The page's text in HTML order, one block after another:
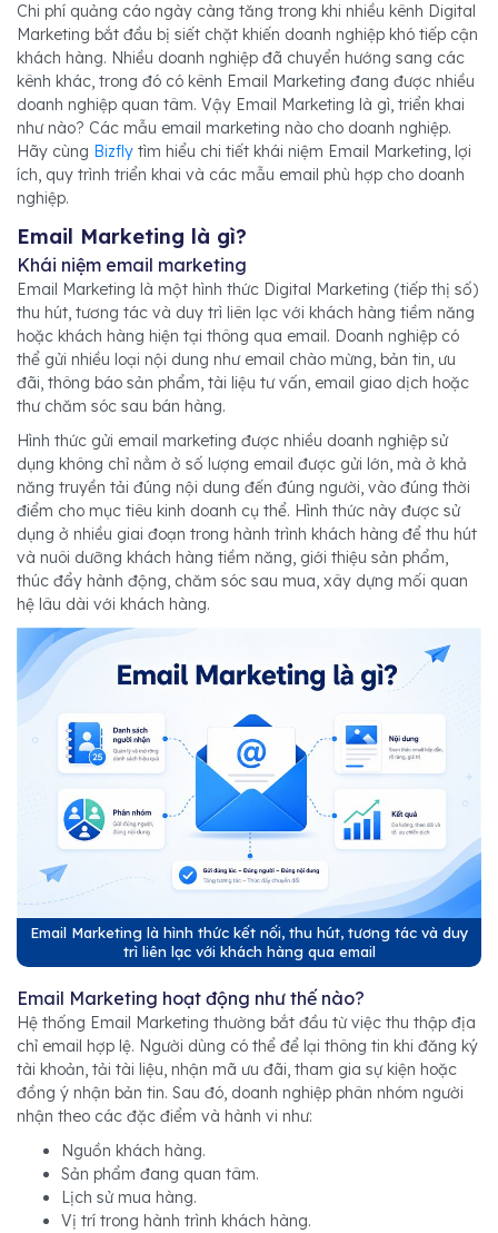
Chi phí quảng cáo ngày càng tăng trong khi nhiều kênh Digital
Marketing bắt đầu bị siết chặt khiến doanh nghiệp khó tiếp cận
khách hàng. Nhiều doanh nghiệp đã chuyển hướng sang các
kênh khác, trong đó có kênh Email Marketing đang được nhiều
doanh nghiệp quan tâm. Vậy Email Marketing là gì, triển khai
như nào? Các mẫu email marketing nào cho doanh nghiệp.
Hãy cùng Bizfly tìm hiểu chi tiết khái niệm Email Marketing, lợi
ích, quy trình triển khai và các mẫu email phù hợp cho doanh
nghiệp.
Email Marketing là gì?
Khái niệm email marketing
Email Marketing là một hình thức Digital Marketing (tiếp thị số)
thu hút, tương tác và duy trì liên lạc với khách hàng tiềm năng
hoặc khách hàng hiện tại thông qua email. Doanh nghiệp có
thể gửi nhiều loại nội dung như email chào mừng, bản tin, ưu
đãi, thông báo sản phẩm, tài liệu tư vấn, email giao dịch hoặc
thư chăm sóc sau bán hàng.
Hình thức gửi email marketing được nhiều doanh nghiệp sử
dụng không chỉ nằm ở số lượng email được gửi lớn, mà ở khả
năng truyền tải đúng nội dung đến đúng người, vào đúng thời
điểm cho mục tiêu kinh doanh cụ thể. Hình thức này được sử
dụng ở nhiều giai đoạn trong hành trình khách hàng để thu hút
và nuôi dưỡng khách hàng tiềm năng, giới thiệu sản phẩm,
thúc đẩy hành động, chăm sóc sau mua, xây dựng mối quan
hệ lâu dài với khách hàng.
Email Marketing là hình thức kết nối, thu hút, tương tác và duy
trì liên lạc với khách hàng qua email
Email Marketing hoạt động như thế nào?
Hệ thống Email Marketing thường bắt đầu từ việc thu thập địa
chỉ email hợp lệ. Người dùng có thể để lại thông tin khi đăng ký
tài khoản, tải tài liệu, nhận mã ưu đãi, tham gia sự kiện hoặc
đồng ý nhận bản tin. Sau đó, doanh nghiệp phân nhóm người
nhận theo các đặc điểm và hành vi như:
Nguồn khách hàng.
Sản phẩm đang quan tâm.
Lịch sử mua hàng.
Vị trí trong hành trình khách hàng.